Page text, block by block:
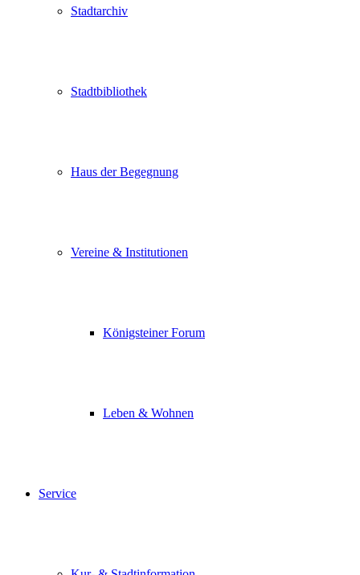
Stadtarchiv
Stadtbibliothek
Haus der Begegnung
Vereine & Institutionen
Königsteiner Forum
Leben & Wohnen
Service